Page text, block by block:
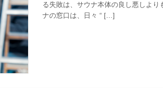
る失敗は、サウナ本体の良し悪しよ
ナの窓口は、日々 “ […]